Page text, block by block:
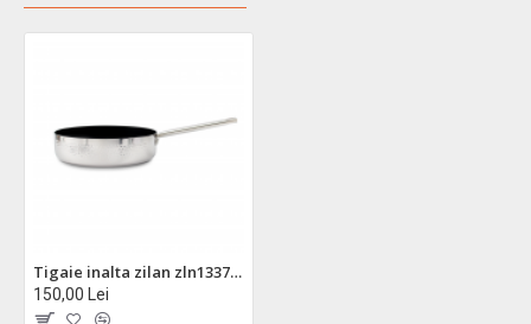
Tigaie inalta zilan zln1337 din otel inoxidabil, 24cm, 1.5l, tehnologie tryply, compatibila inductie
150,00 Lei